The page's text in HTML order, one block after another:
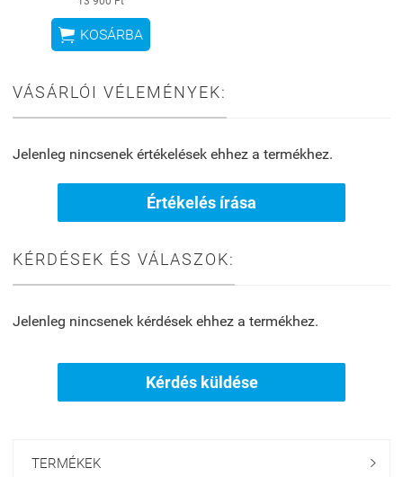
 KOSÁRBA
VÁSÁRLÓI VÉLEMÉNYEK:
Jelenleg nincsenek értékelések ehhez a termékhez.
Értékelés írása
KÉRDÉSEK ÉS VÁLASZOK:
Jelenleg nincsenek kérdések ehhez a termékhez.
Kérdés küldése
TERMÉKEK 